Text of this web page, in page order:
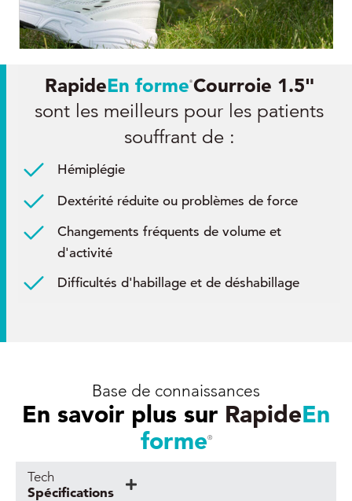
RapideEn forme ® Courroie 1.5"
sont les meilleurs pour les patients
souffrant de :
Hémiplégie
Dextérité réduite ou problèmes de force
Changements fréquents de volume et
d'activité
Difficultés d'habillage et de déshabillage
Base de connaissances
En savoir plus sur RapideEn
forme®
Tech
Spécifications